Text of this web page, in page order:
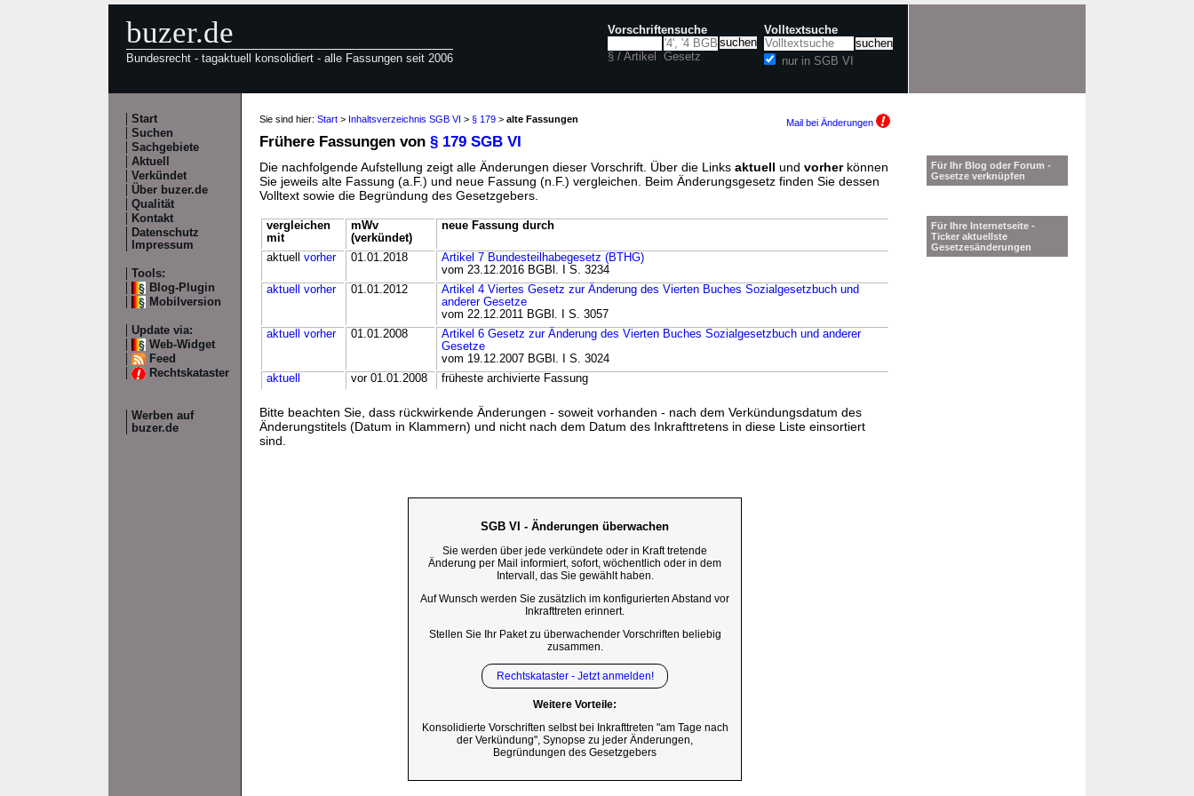
buzer.de
Bundesrecht - tagaktuell konsolidiert - alle Fassungen seit 2006
Vorschriftensuche
§ / Artikel Gesetz
Volltextsuche
nur in SGB VI
Start
Suchen
Sachgebiete
Aktuell
Verkündet
Über buzer.de
Qualität
Kontakt
Datenschutz
Impressum
Tools:
Blog-Plugin
Mobilversion
Update via:
Web-Widget
Feed
Rechtskataster
Werben auf
buzer.de
Sie sind hier: Start > Inhaltsverzeichnis SGB VI > § 179 > alte Fassungen Mail bei Änderungen
Frühere Fassungen von § 179 SGB VI
Die nachfolgende Aufstellung zeigt alle Änderungen dieser Vorschrift. Über die Links aktuell und vorherkönnen
Sie jeweils alte Fassung (a.F.) und neue Fassung (n.F.) vergleichen. Beim Änderungsgesetz finden Sie dessen
Volltext sowie die Begründung des Gesetzgebers.
vergleichen
mit
mWv
(verkündet)
neue Fassung durch
aktuell vorher 01.01.2018
Artikel 7 Bundesteilhabegesetz (BTHG)
vom 23.12.2016 BGBl. I S. 3234
aktuell
vorher 01.01.2012
Artikel 4 Viertes Gesetz zur Änderung des Vierten Buches Sozialgesetzbuch und
anderer Gesetze
vom 22.12.2011 BGBl. I S. 3057
aktuell
vorher 01.01.2008
Artikel 6 Gesetz zur Änderung des Vierten Buches Sozialgesetzbuch und anderer
Gesetze
vom 19.12.2007 BGBl. I S. 3024
aktuell
vor 01.01.2008 früheste archivierte Fassung
Bitte beachten Sie, dass rückwirkende Änderungen - soweit vorhanden - nach dem Verkündungsdatum des
Änderungstitels (Datum in Klammern) und nicht nach dem Datum des Inkrafttretens in diese Liste einsortiert
sind.
SGB VI - Änderungen überwachen
Sie werden über jede verkündete oder in Kraft tretende
Änderung per Mail informiert, sofort, wöchentlich oder in dem
Intervall, das Sie gewählt haben.
Auf Wunsch werden Sie zusätzlich im konfigurierten Abstand vor
Inkrafttreten erinnert.
Stellen Sie Ihr Paket zu überwachender Vorschriften beliebig
zusammen.
Rechtskataster - Jetzt anmelden!
Weitere Vorteile:
Konsolidierte Vorschriften selbst bei Inkrafttreten "am Tage nach
der Verkündung", Synopse zu jeder Änderungen,
Begründungen des Gesetzgebers
Für Ihr Blog oder Forum -
Gesetze verknüpfen
Für Ihre Internetseite -
Ticker aktuellste
Gesetzesänderungen